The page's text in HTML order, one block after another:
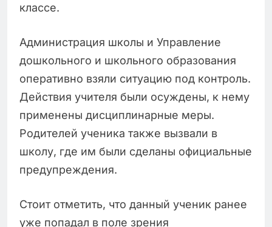
классе.
Администрация школы и Управление
дошкольного и школьного образования
оперативно взяли ситуацию под контроль.
Действия учителя были осуждены, к нему
применены дисциплинарные меры.
Родителей ученика также вызвали в
школу, где им были сделаны официальные
предупреждения.
Стоит отметить, что данный ученик ранее
уже попадал в поле зрения